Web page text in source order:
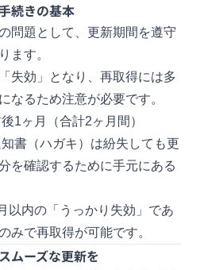
続きの基本
問題として、更新期間を遵守
ます。
失効」となり、再取得には多
なるため注意が必要です。
1ヶ月（合計2ヶ月間）
書（ハガキ）は紛失しても更
を確認するために手元にある
以内の「うっかり失効」であ
みで再取得が可能です。
ムーズな更新を